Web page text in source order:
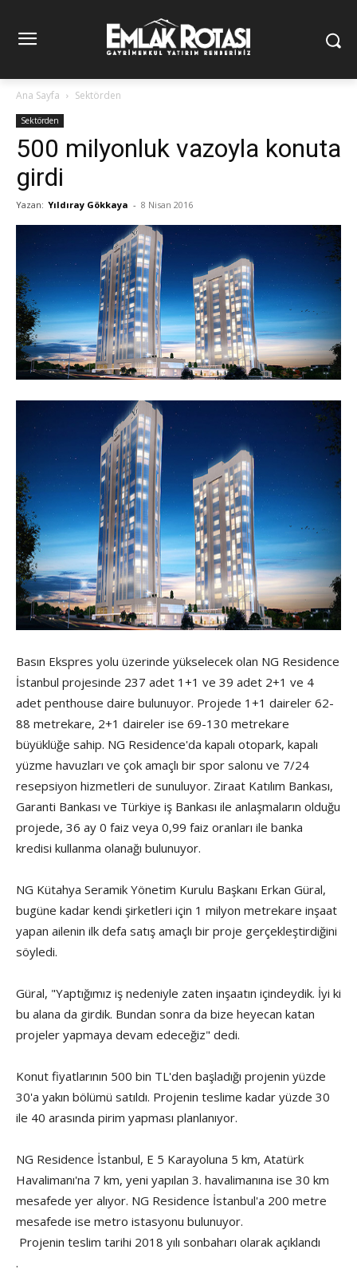
Ana Sayfa Sektörden
Sektörden
500 milyonluk vazoyla konuta
girdi
Yazan: Yıldıray Gökkaya - 8 Nisan 2016
Basın Ekspres yolu üzerinde yükselecek olan NG Residence
İstanbul projesinde 237 adet 1+1 ve 39 adet 2+1 ve 4
adet penthouse daire bulunuyor. Projede 1+1 daireler 62-
88 metrekare, 2+1 daireler ise 69-130 metrekare
büyüklüğe sahip. NG Residence'da kapalı otopark, kapalı
yüzme havuzları ve çok amaçlı bir spor salonu ve 7/24
resepsiyon hizmetleri de sunuluyor. Ziraat Katılım Bankası,
Garanti Bankası ve Türkiye iş Bankası ile anlaşmaların olduğu
projede, 36 ay 0 faiz veya 0,99 faiz oranları ile banka
kredisi kullanma olanağı bulunuyor.
NG Kütahya Seramik Yönetim Kurulu Başkanı Erkan Güral,
bugüne kadar kendi şirketleri için 1 milyon metrekare inşaat
yapan ailenin ilk defa satış amaçlı bir proje gerçekleştirdiğini
söyledi.
Güral, "Yaptığımız iş nedeniyle zaten inşaatın içindeydik. İyi ki
bu alana da girdik. Bundan sonra da bize heyecan katan
projeler yapmaya devam edeceğiz" dedi.
Konut fiyatlarının 500 bin TL'den başladığı projenin yüzde
30'a yakın bölümü satıldı. Projenin teslime kadar yüzde 30
ile 40 arasında pirim yapması planlanıyor.
NG Residence İstanbul, E 5 Karayoluna 5 km, Atatürk
Havalimanı'na 7 km, yeni yapılan 3. havalimanına ise 30 km
mesafede yer alıyor. NG Residence İstanbul'a 200 metre
mesafede ise metro istasyonu bulunuyor.
Projenin teslim tarihi 2018 yılı sonbaharı olarak açıklandı
.